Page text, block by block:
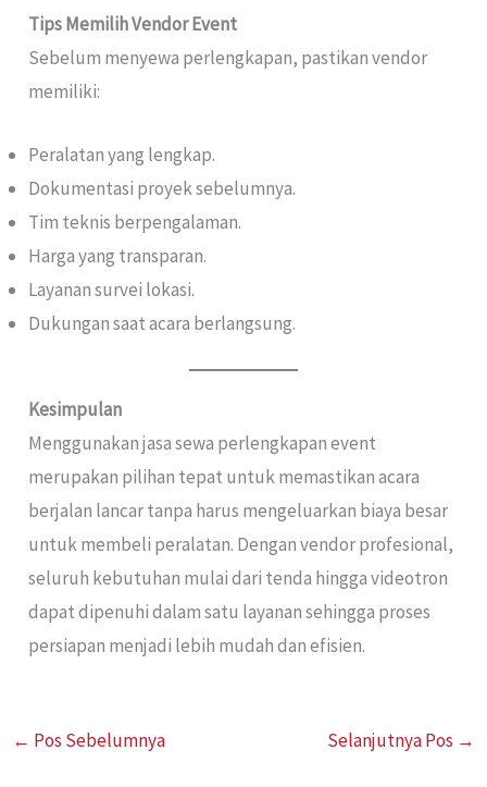
Tips Memilih Vendor Event
Sebelum menyewa perlengkapan, pastikan vendor
memiliki:
Peralatan yang lengkap.
Dokumentasi proyek sebelumnya.
Tim teknis berpengalaman.
Harga yang transparan.
Layanan survei lokasi.
Dukungan saat acara berlangsung.
Kesimpulan
Menggunakan jasa sewa perlengkapan event
merupakan pilihan tepat untuk memastikan acara
berjalan lancar tanpa harus mengeluarkan biaya besar
untuk membeli peralatan. Dengan vendor profesional,
seluruh kebutuhan mulai dari tenda hingga videotron
dapat dipenuhi dalam satu layanan sehingga proses
persiapan menjadi lebih mudah dan efisien.
← Pos Sebelumnya Selanjutnya Pos →